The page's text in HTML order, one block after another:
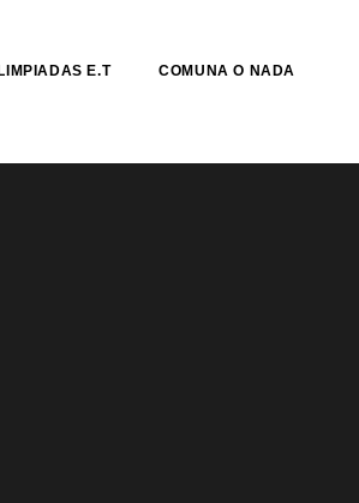
E.T COMUNA O NADA